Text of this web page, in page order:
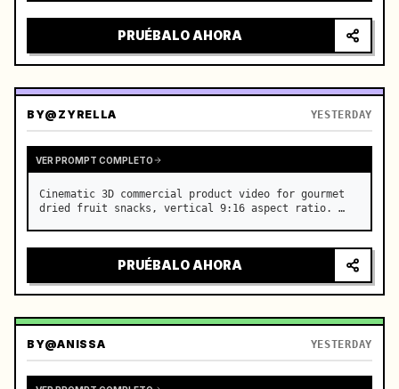
PRUÉBALO AHORA
BY@ZYRELLA YESTERDAY
VER PROMPT COMPLETO
Cinematic 3D commercial product video for gourmet
dried fruit snacks, vertical 9:16 aspect ratio. …
PRUÉBALO AHORA
BY@ANISSA YESTERDAY